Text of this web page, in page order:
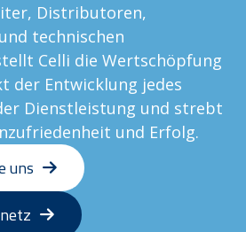
Distributoren,
technischen
Celli die Wertschöpfung
der Entwicklung jedes
Dienstleistung und strebt
und Erfolg.
uns